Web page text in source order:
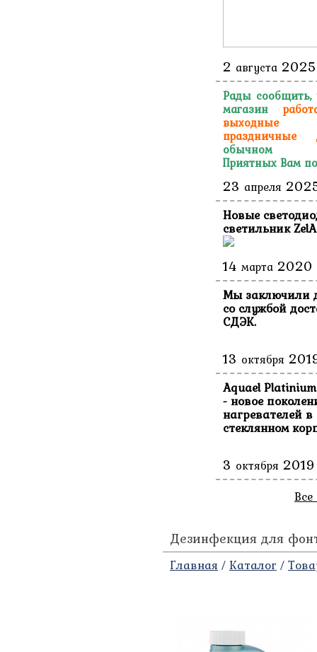
2 августа 2025
Рады
магазин
праздничные
обычном
Приятных Вам
23 апреля
Новые
светильник
14 марта 2020
Мы заключили
со службой
СДЭК.
13 октября
Aquael
- новое
нагревателей в
стеклянном
3 октября 2019
Дезинфекция для
Главная/Каталог /